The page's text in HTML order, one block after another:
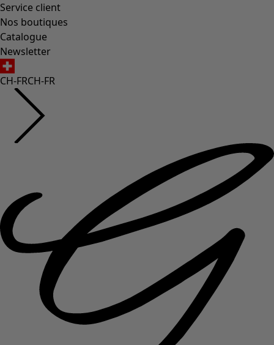
Service client
Nos boutiques
Catalogue
Newsletter
CH-FRCH-FR